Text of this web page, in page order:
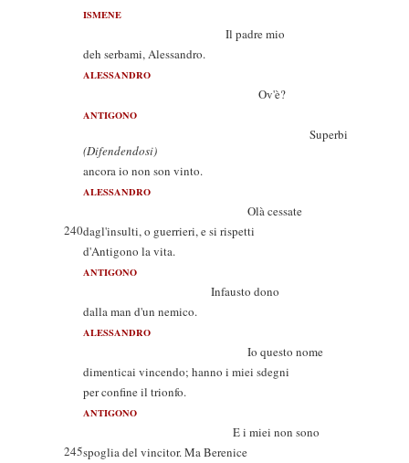
ISMENE
Il padre mio
deh serbami, Alessandro.
ALESSANDRO
Ov'è?
ANTIGONO
Superbi
(Difendendosi)
ancora io non son vinto.
ALESSANDRO
Olà cessate
240dagl'insulti, o guerrieri, e si rispetti
d'Antigono la vita.
ANTIGONO
Infausto dono
dalla man d'un nemico.
ALESSANDRO
Io questo nome
dimenticai vincendo; hanno i miei sdegni
per confine il trionfo.
ANTIGONO
E i miei non sono
245spoglia del vincitor. Ma Berenice